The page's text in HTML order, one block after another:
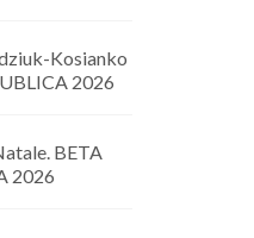
Kosianko
2026
BETA
2026